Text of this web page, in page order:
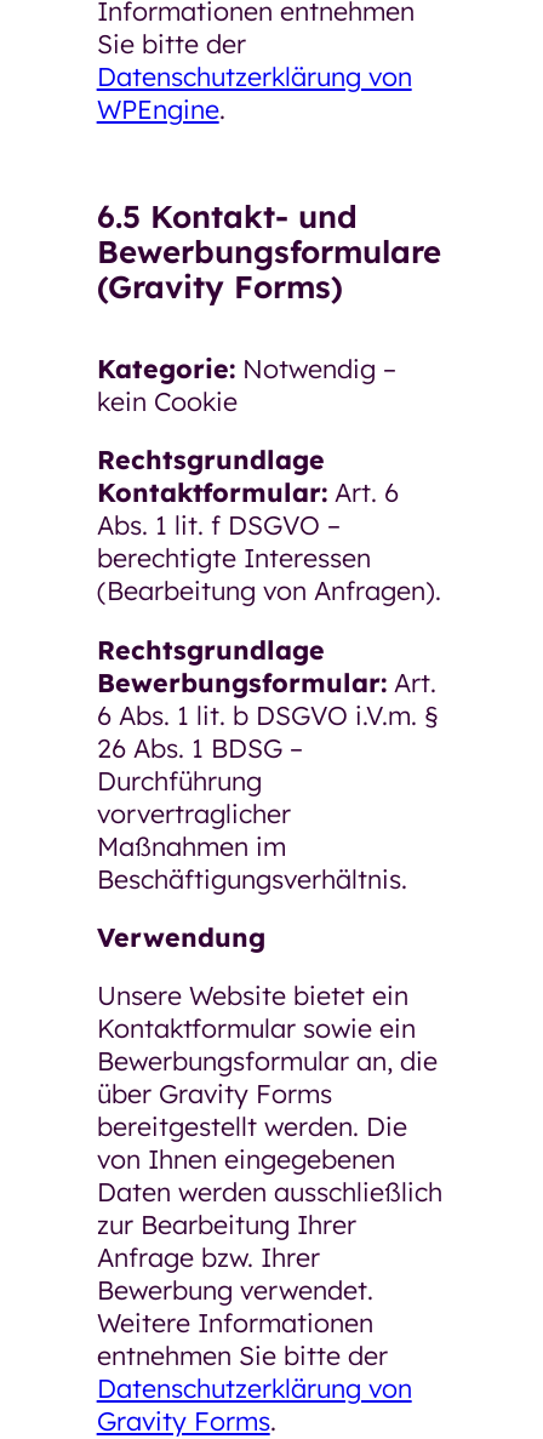
Informationen entnehmen
Sie bitte der
Datenschutzerklärung von
WPEngine.
6.5 Kontakt- und
Bewerbungsformulare
(Gravity Forms)
Kategorie:Notwendig –
kein Cookie
Rechtsgrundlage
Kontaktformular:Art. 6
Abs. 1 lit. f DSGVO –
berechtigte Interessen
(Bearbeitung von Anfragen).
Rechtsgrundlage
Bewerbungsformular:Art.
6 Abs. 1 lit. b DSGVO i.V.m. §
26 Abs. 1 BDSG –
Durchführung
vorvertraglicher
Maßnahmen im
Beschäftigungsverhältnis.
Verwendung
Unsere Website bietet ein
Kontaktformular sowie ein
Bewerbungsformular an, die
über Gravity Forms
bereitgestellt werden. Die
von Ihnen eingegebenen
Daten werden ausschließlich
zur Bearbeitung Ihrer
Anfrage bzw. Ihrer
Bewerbung verwendet.
Weitere Informationen
entnehmen Sie bitte der
Datenschutzerklärung von
Gravity Forms.